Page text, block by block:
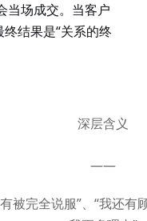
当场成交。当客户
结果是“关系的终
深层含义
——
被完全说服”、“我还有